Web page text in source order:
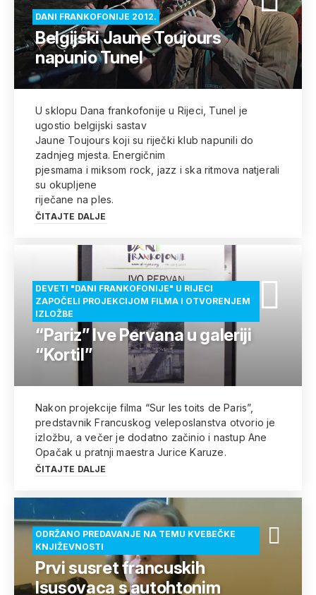
DANI FRANKOFONIJE 2012.
Belgijski Jaune Toujours
napunio Tunel
U sklopu Dana frankofonije u Rijeci, Tunel je
ugostio belgijski sastav
Jaune Toujours koji su riječki klub napunili do
zadnjeg mjesta. Energičnim
pjesmama i miksom rock, jazz i ska ritmova natjerali
su okupljene
riječane na ples.
ČITAJTE DALJE
DEVETI "DANI FRANKOFONIJE" U RIJECI
ZAPOČELI PROJEKCIJOM FILMA I OTVORENJEM
IZLOŽBE
“Pariz” Ive Pervana u galeriji
“Kortil”
Nakon projekcije filma “Sur les toits de Paris”,
predstavnik Francuskog veleposlanstva otvorio je
izložbu, a večer je dodatno začinio i nastup Ane
Opačak u pratnji maestra Jurice Karuze.
ČITAJTE DALJE
ODRŽANO PREDAVANJE NA TEMU KVEBEČKE
KNJIŽEVNOSTI
Prvi susret francuskih
Isusovaca s autohtonim